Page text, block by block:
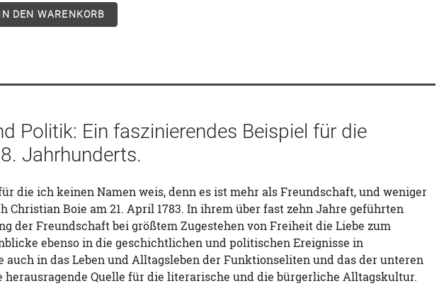
DEN WARENKORB
Politik: Ein faszinierendes Beispiel für die
Jahrhunderts.
die ich keinen Namen weis, denn es ist mehr als Freundschaft, und weniger
Christian Boie am 21. April 1783. In ihrem über fast zehn Jahre geführten
der Freundschaft bei größtem Zugestehen von Freiheit die Liebe zum
ebenso in die geschichtlichen und politischen Ereignisse in
in das Leben und Alltagsleben der Funktionseliten und das der unteren
Quelle für die literarische und die bürgerliche Alltagskultur.